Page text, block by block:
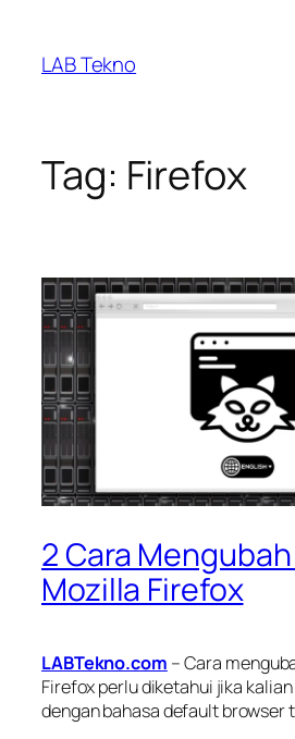
content
LAB Tekno
Tag: Firefox
2 Cara
Mozilla Firefox
LABTekno.com – Cara
Firefox perlu diketahui jika
dengan bahasa default browser